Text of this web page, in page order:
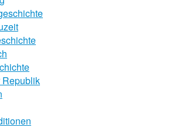
Republik